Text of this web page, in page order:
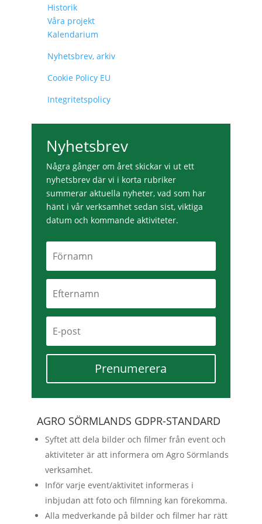
Historik
Våra projekt
Kalendarium
Nyhetsbrev, arkiv
Cookie Policy EU
Integritetspolicy
Nyhetsbrev
Några gånger om året skickar vi ut ett
nyhetsbrev där vi i korta rubriker
summerar aktuella nyheter, vad som har
hänt i vår verksamhet sedan sist, viktiga
datum och kommande aktiviteter.
Prenumerera
AGRO SÖRMLANDS GDPR-STANDARD
Syftet att dela bilder och filmer från event och
aktiviteter är att informera om Agro Sörmlands
verksamhet.
Inför varje event/aktivitet informeras i
inbjudan att foto och filmning kan förekomma.
Alla medverkande på bilder och filmer har rätt